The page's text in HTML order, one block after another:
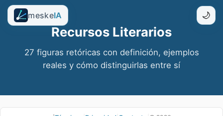
meskeIA 🌙
Recursos Literarios
27 figuras retóricas con definición, ejemplos
reales y cómo distinguirlas entre sí